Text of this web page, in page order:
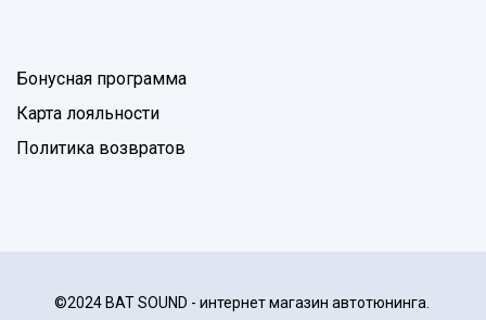
Бонусная программа
Карта лояльности
Политика возвратов
©2024 BAT SOUND - интернет магазин автотюнинга.